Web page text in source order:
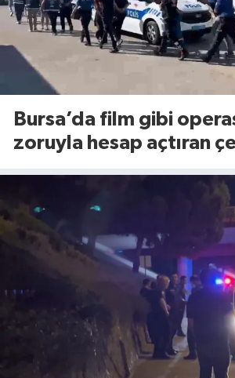
Bursa’da film gibi
zoruyla hesap açtıran